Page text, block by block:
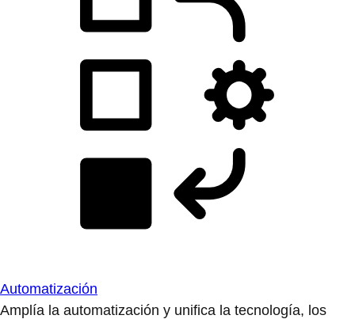
Automatización
Amplía la automatización y unifica la tecnología, los